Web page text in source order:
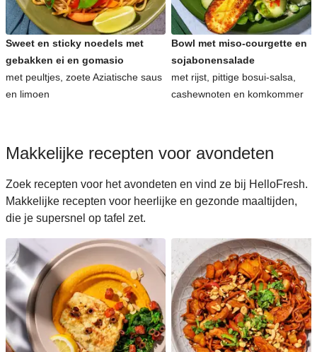
Sweet en sticky noedels met
gebakken ei en gomasio
met peultjes, zoete Aziatische saus
en limoen
Bowl met miso-courgette en
sojabonensalade
met rijst, pittige bosui-salsa,
cashewnoten en komkommer
Makkelijke recepten voor avondeten
Zoek recepten voor het avondeten en vind ze bij HelloFresh.
Makkelijke recepten voor heerlijke en gezonde maaltijden,
die je supersnel op tafel zet.